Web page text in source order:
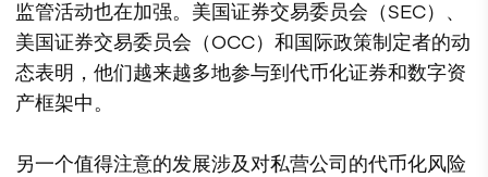
监管活动也在加强。美国证券交易委员会（SEC）、
美国证券交易委员会（OCC）和国际政策制定者的动
态表明，他们越来越多地参与到代币化证券和数字资
产框架中。
另一个值得注意的发展涉及对私营公司的代币化风险